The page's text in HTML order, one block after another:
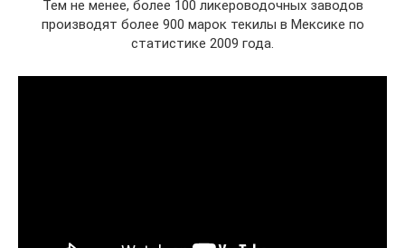
Тем не менее, более 100 ликероводочных заводов
производят более 900 марок текилы в Мексике по
статистике 2009 года.